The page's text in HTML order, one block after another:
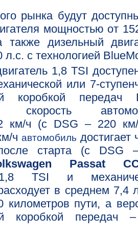
рынка будут
мощностью от
дизельный
с технологией
1,8 TSI
или 7-
коробкой передач
скорость
км/ч (с DSG – 220
ч автомобиль достигает
старта (с DSG
Passat
1,8 TSI и
в среднем 7,4
километров пути, а
коробкой передач